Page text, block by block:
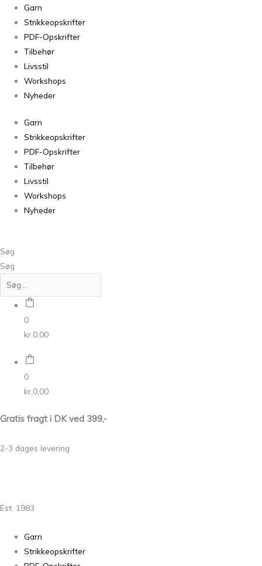
Garn
Strikkeopskrifter
PDF-Opskrifter
Tilbehør
Livsstil
Workshops
Nyheder
Garn
Strikkeopskrifter
PDF-Opskrifter
Tilbehør
Livsstil
Workshops
Nyheder
Søg
Søg
0
kr. 0,00
0
kr. 0,00
Gratis fragt i DK ved 399,-
2-3 dages levering
Est. 1983
Garn
Strikkeopskrifter
Blouse
antal